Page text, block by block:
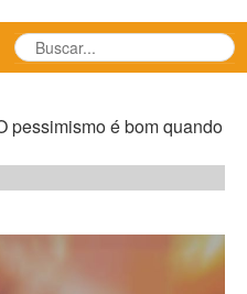
pessimismo é bom quando